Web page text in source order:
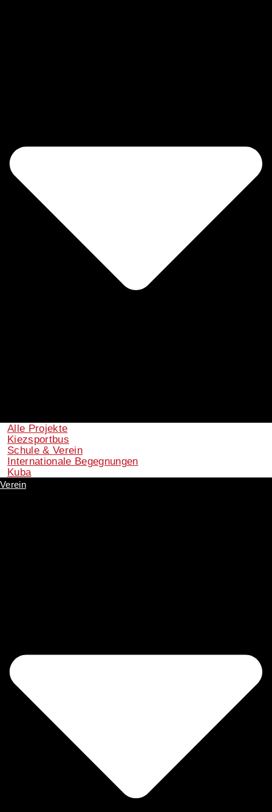
Alle Projekte
Kiezsportbus
Schule & Verein
Internationale Begegnungen
Kuba
Verein